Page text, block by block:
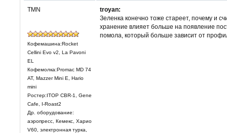
TMN
Кофемашина:Rocket
Cellini Evo v2, La Pavoni
EL
Кофемолка:Promac MD 74
AT, Mazzer Mini E, Hario
mini
Ростер:ITOP CBR-1, Gene
Cafe, I-Roast2
Др. оборудование:
аэропресс, Кемекс, Харио
V60, электронная турка,
troyan:
Зеленка конечно тоже стареет, почему и
хранение влияет больше на появление
помола, который больше зависит от